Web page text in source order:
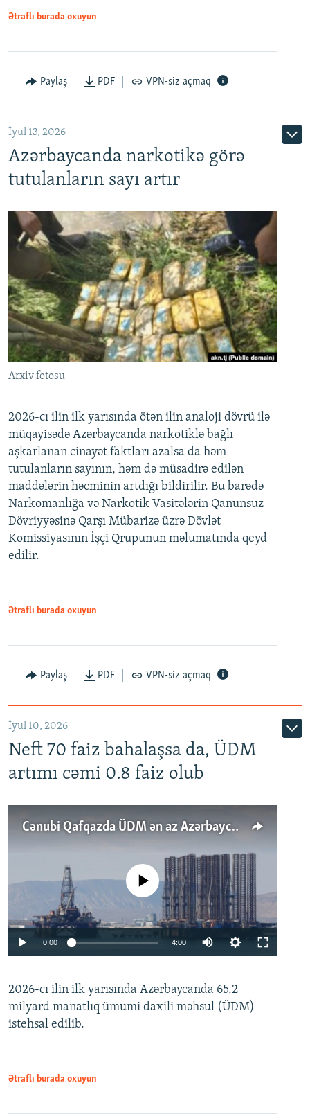
Ətraflı burada oxuyun
Paylaş PDF VPN-siz açmaq
İyul 13, 2026
Azərbaycanda narkotikə görə
tutulanların sayı artır
Arxiv fotosu
2026-cı ilin ilk yarısında ötən ilin analoji dövrü ilə
müqayisədə Azərbaycanda narkotiklə bağlı
aşkarlanan cinayət faktları azalsa da həm
tutulanların sayının, həm də müsadirə edilən
maddələrin həcminin artdığı bildirilir. Bu barədə
Narkomanlığa və Narkotik Vasitələrin Qanunsuz
Dövriyyəsinə Qarşı Mübarizə üzrə Dövlət
Komissiyasının İşçi Qrupunun məlumatında qeyd
edilir.
Ətraflı burada oxuyun
Paylaş PDF VPN-siz açmaq
İyul 10, 2026
Neft 70 faiz bahalaşsa da, ÜDM
artımı cəmi 0.8 faiz olub
Cənubi Qafqazda ÜDM ən az Azərbaycanda artır: Qonşuları niyə Bakını qabaqlaya bilir?
Auto 240p 360p 480p
No media source currently available
0:00 4:00
360p
480p
2026-cı ilin ilk yarısında Azərbaycanda 65.2
milyard manatlıq ümumi daxili məhsul (ÜDM)
istehsal edilib.
Ətraflı burada oxuyun